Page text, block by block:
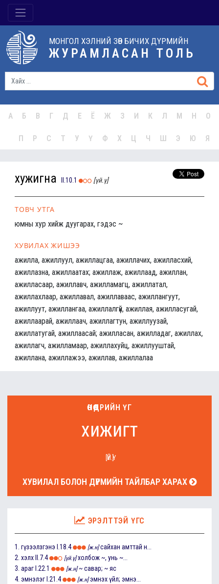
МОНГОЛ ХЭЛНИЙ ЗӨВ БИЧИХ ДҮРМИЙН
ЖУРАМЛАСАН ТОЛЬ
А Б В Г Д Е Ё Ж З И К Л М Н О
П Р С Т У Ү Ф Х Ц Ч Ш Э Ю Я
хужигна II.10.1 [үй.ү]
ТОВЧ УТГА
юмны хур хийж дуугарах, гэдэс ~
ХУВИЛАХ ЖИШЭЭ
ажилла, ажиллуул, ажиллацгаа, ажиллачих, ажилласхий,
ажиллазна, ажиллаатах; ажиллаж, ажиллаад, ажиллан,
ажилласаар, ажиллавч, ажилламагц, ажиллатал,
ажиллахлаар, ажиллавал, ажиллаваас, ажиллангуут,
ажиллуут, ажиллангаа, ажиллалгүй, ажиллая, ажилласугай,
ажиллаарай, ажиллаач, ажиллагтун, ажиллуузай,
ажиллатугай, ажиллаасай; ажилласан, ажилладаг, ажиллах,
ажиллагч, ажилламаар, ажиллахуйц, ажиллууштай,
ажиллана, ажиллажээ, ажиллав, ажиллалаа
ӨНӨӨДРИЙН ҮГ
хижигт
[ҮЙ.Ү]
ХУВИЛАЛ БОЛОН ДҮРМИЙН ТАЙЛБАР ХАРАХ
ЭРЭЛТТЭЙ ҮГС
1. гүзээлзгэнэ I.18.4 [ж.н] сайхан амттай н...
2. хэлх II.7.4 [үй.ү] холбож ~, унь ~...
3. араг I.22.1 [ж.н] ~ савар; ~ яс
4. эмнэлэг I.21.4 [ж.н] эмнэх үйл; эмнэ...